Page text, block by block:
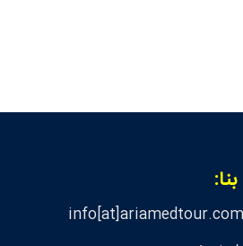
info[at]ariamedtour.com